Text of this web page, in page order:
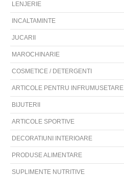
LENJERIE
INCALTAMINTE
JUCARII
MAROCHINARIE
COSMETICE / DETERGENTI
ARTICOLE PENTRU INFRUMUSETARE
BIJUTERII
ARTICOLE SPORTIVE
DECORATIUNI INTERIOARE
PRODUSE ALIMENTARE
SUPLIMENTE NUTRITIVE